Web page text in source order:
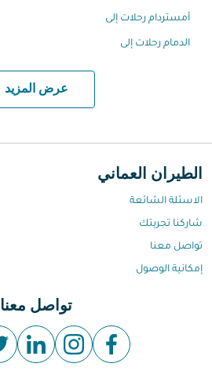
أمستردام رحلات إلى
الدمام رحلات إلى
عرض المزيد
الطيران العماني
الاسئلة الشائعة
شاركنا تجربتك
تواصل معنا
إمكانية الوصول
تواصل معنا